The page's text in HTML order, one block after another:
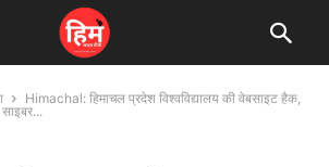
Himachal: हिमाचल प्रदेश विश्वविद्यालय की वेबसाइट हैक,